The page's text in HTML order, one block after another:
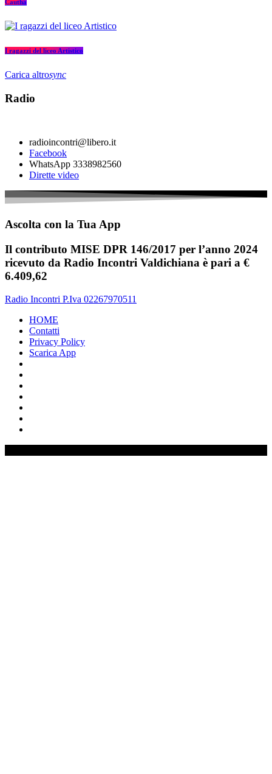
Cautha
I ragazzi del liceo Artistico
Carica altrosync
Radio
radioincontri@libero.it
Facebook
WhatsApp 3338982560
Dirette video
Ascolta con la Tua App
Il contributo MISE DPR 146/2017 per l’anno 2024
ricevuto da Radio Incontri Valdichiana è pari a €
6.409,62
Radio Incontri P.Iva 02267970511
HOME
Contatti
Privacy Policy
Scarica App